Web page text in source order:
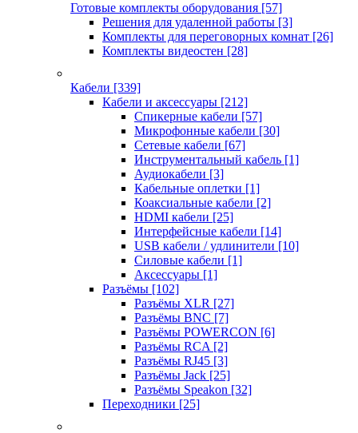
Готовые комплекты оборудования [57]
Решения для удаленной работы [3]
Комплекты для переговорных комнат [26]
Комплекты видеостен [28]
Кабели [339]
Кабели и аксессуары [212]
Спикерные кабели [57]
Микрофонные кабели [30]
Сетевые кабели [67]
Инструментальный кабель [1]
Аудиокабели [3]
Кабельные оплетки [1]
Коаксиальные кабели [2]
HDMI кабели [25]
Интерфейсные кабели [14]
USB кабели / удлинители [10]
Силовые кабели [1]
Аксессуары [1]
Разъёмы [102]
Разъёмы XLR [27]
Разъёмы BNC [7]
Разъёмы POWERCON [6]
Разъёмы RCA [2]
Разъёмы RJ45 [3]
Разъёмы Jack [25]
Разъёмы Speakon [32]
Переходники [25]